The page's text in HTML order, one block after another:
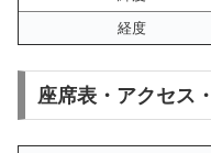
経度
座席表・アクセス